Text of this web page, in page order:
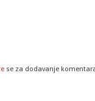
Kako ignorirati ugrađena
se za dodavanje